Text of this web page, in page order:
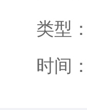
类型
时间